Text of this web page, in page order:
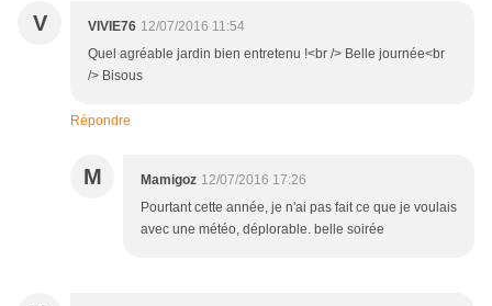
V VIVIE76 12/07/2016 11:54
Quel agréable jardin bien entretenu !<br /> Belle journée<br
/> Bisous
Répondre
M Mamigoz 12/07/2016 17:26
Pourtant cette année, je n'ai pas fait ce que je voulais
avec une météo, déplorable. belle soirée